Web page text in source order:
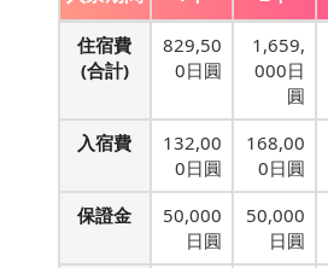
住宿費
(合計)
829,50
0日圓
1,659,
000日
圓
入宿費
132,00
0日圓
168,00
0日圓
保證金
50,000
日圓
50,000
日圓